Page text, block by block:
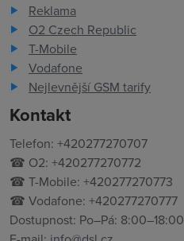
Reklama
O2 Czech Republic
T-Mobile
Vodafone
Nejlevnější GSM tarify
Kontakt
Telefon: +420277270707
☎ O2: +420277270772
☎ T-Mobile: +420277270773
☎ Vodafone: +420277270777
Dostupnost: Po–Pá: 8:00–18:00